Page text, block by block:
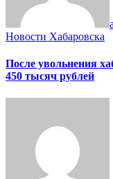
Новости Хабаровска
После увольнения
450 тысяч рублей